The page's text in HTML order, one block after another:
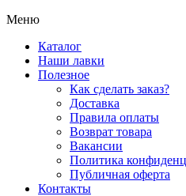
Меню
Каталог
Наши лавки
Полезное
Как сделать заказ?
Доставка
Правила оплаты
Возврат товара
Вакансии
Политика
Публичная оферта
Контакты